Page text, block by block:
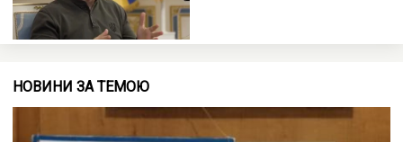
НОВИНИ ЗА ТЕМОЮ